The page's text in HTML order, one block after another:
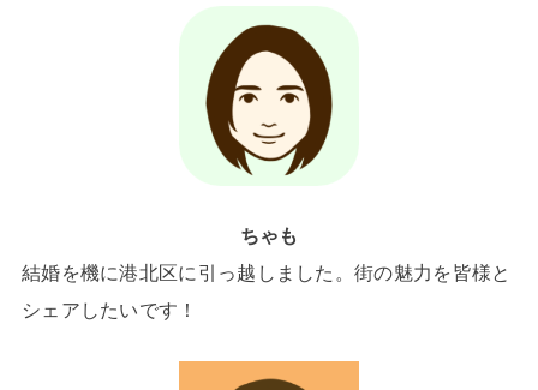
ちゃも
結婚を機に港北区に引っ越しました。街の魅力を皆様と
シェアしたいです！